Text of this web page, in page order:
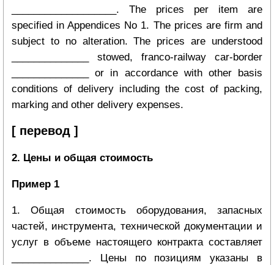
___________________. The prices per item are
specified in Appendices No 1. The prices are firm and
subject to no alteration. The prices are understood
______________ stowed, franco-railway car-border
______________ or in accordance with other basis
conditions of delivery including the cost of packing,
marking and other delivery expenses.
[ перевод ]
2. Цены и общая стоимость
Пример 1
1. Общая стоимость оборудования, запасных
частей, инструмента, технической документации и
услуг в объеме настоящего контракта составляет
______________. Цены по позициям указаны в